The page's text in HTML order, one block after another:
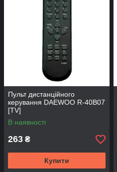
Пульт дистанційного
керування DAEWOO R-40B07
[TV]
В наявності
263 ₴
Купити